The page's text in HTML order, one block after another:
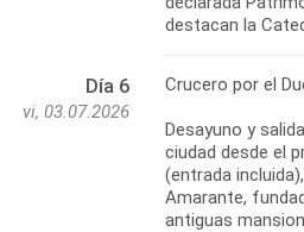
destacan la
Día 6
vi, 03.07.2026
Crucero por el
Desayuno y
ciudad desde el
(entrada
Amarante,
antiguas